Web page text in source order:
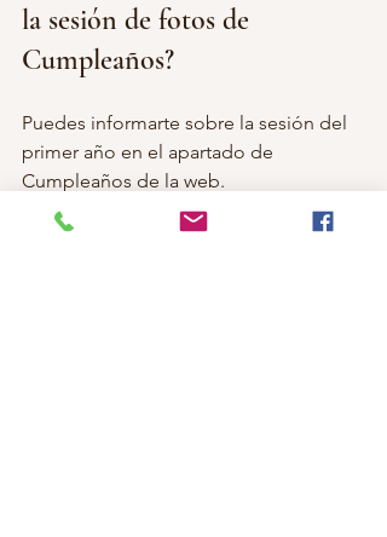
la sesión de fotos de
Cumpleaños?
Puedes informarte sobre la sesión del
primer año en el apartado de
Cumpleaños de la web.
Pincha
https://www.sonrisasdealgodon.com/fo